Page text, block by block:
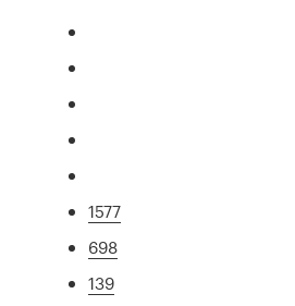
1577
698
139